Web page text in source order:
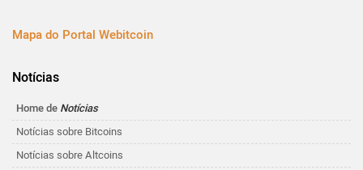
Mapa do Portal Webitcoin
Notícias
Home de Notícias
Notícias sobre Bitcoins
Notícias sobre Altcoins